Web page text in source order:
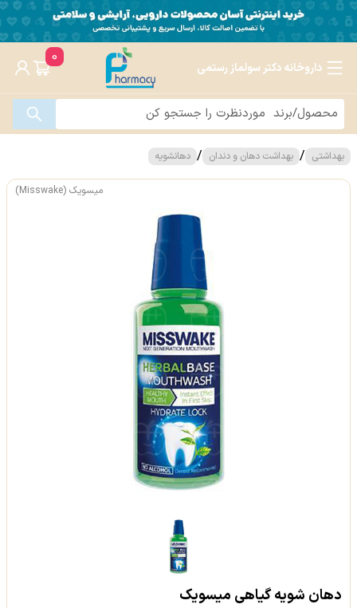
داروخانه دکتر سولماز رستمی
0
بهداشتی / بهداشت دهان و دندان / دهانشویه
میسویک (Misswake)
دهان شویه گیاهی میسویک